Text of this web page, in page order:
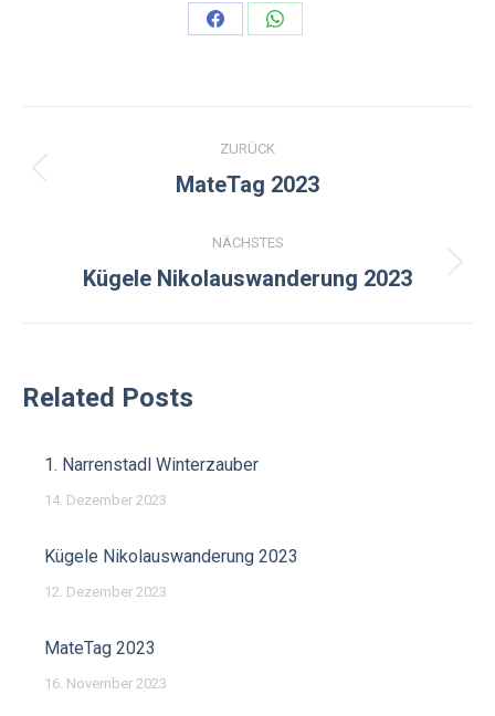
Share
Share
Kommentarnavigation
ZURÜCK
Vorheriger
MateTag 2023
NÄCHSTES
Nächster
Kügele Nikolauswanderung 2023
Related Posts
1. Narrenstadl Winterzauber
14. Dezember 2023
Kügele Nikolauswanderung 2023
12. Dezember 2023
MateTag 2023
16. November 2023